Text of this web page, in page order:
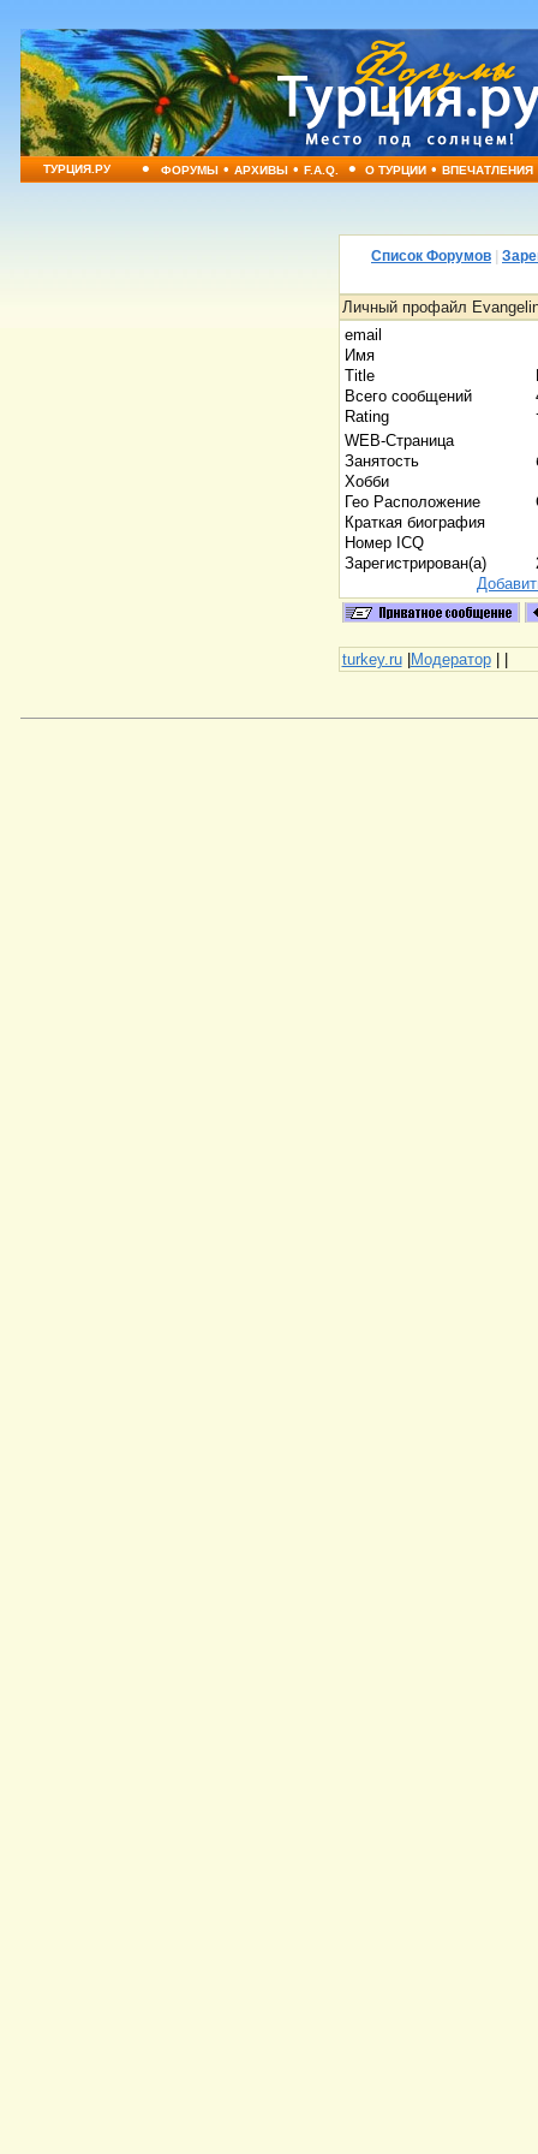
ТУРЦИЯ.РУ • ФОРУМЫ•АРХИВЫ•F.A.Q. • О ТУРЦИИ•ВПЕЧАТЛЕНИЯ
Список Форумов
Личный профайл
email
Имя
Title
Всего сообщений
Rating
WEB-Страница
Занятость
Хобби
Гео Расположение
Краткая биография
Номер ICQ
Зарегистрирован(а)
turkey.ru|Модератор| |